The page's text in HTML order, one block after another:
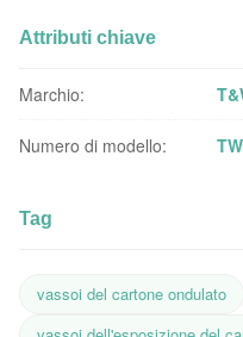
Attributi chiave
Marchio:
Numero di modello:
Tag
vassoi del cartone ondulato